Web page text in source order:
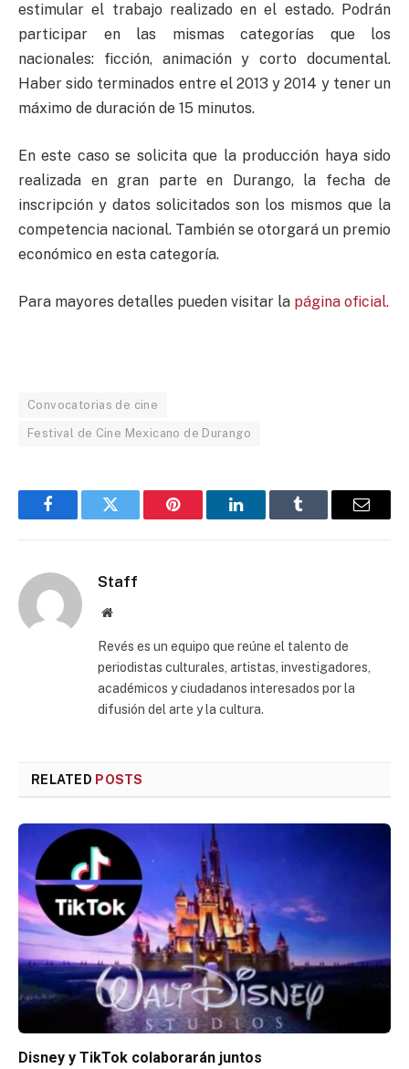
estimular el trabajo realizado en el estado. Podrán
participar en las mismas categorías que los
nacionales: ficción, animación y corto documental.
Haber sido terminados entre el 2013 y 2014 y tener un
máximo de duración de 15 minutos.
En este caso se solicita que la producción haya sido
realizada en gran parte en Durango, la fecha de
inscripción y datos solicitados son los mismos que la
competencia nacional. También se otorgará un premio
económico en esta categoría.
Para mayores detalles pueden visitar la página oficial.
Convocatorias de cine
Festival de Cine Mexicano de Durango
FacebookTwitter Pinterest LinkedInTumblr Email
Staff
Website
Revés es un equipo que reúne el talento de
periodistas culturales, artistas, investigadores,
académicos y ciudadanos interesados por la
difusión del arte y la cultura.
RELATED POSTS
Disney y TikTok colaborarán juntos